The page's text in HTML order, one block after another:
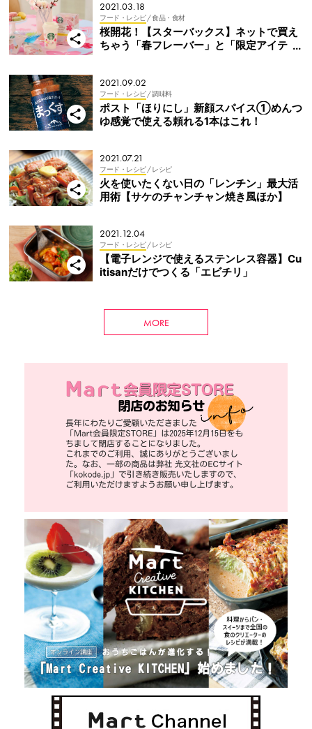
2021.03.18
フード・レシピ/ 食品・食材
桜開花！【スターバックス】ネットで買え
ちゃう「春フレーバー」と「限定アイテ
2021.09.02
フード・レシピ/ 調味料
ポスト「ほりにし」新顔スパイス①めんつ
ゆ感覚で使える頼れる1本はこれ！
2021.07.21
フード・レシピ/ レシピ
火を使いたくない日の「レンチン」最大活
用術【サケのチャンチャン焼き風ほか】
2021.12.04
フード・レシピ/ レシピ
【電子レンジで使えるステンレス容器】Cu
itisanだけでつくる「エビチリ」
MORE